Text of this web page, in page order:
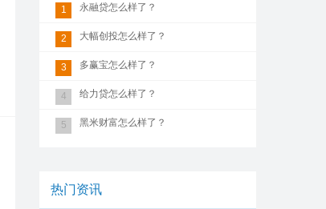
1 永融贷怎么样了？
2 大幅创投怎么样了？
3 多赢宝怎么样了？
4 给力贷怎么样了？
5 黑米财富怎么样了？
热门资讯